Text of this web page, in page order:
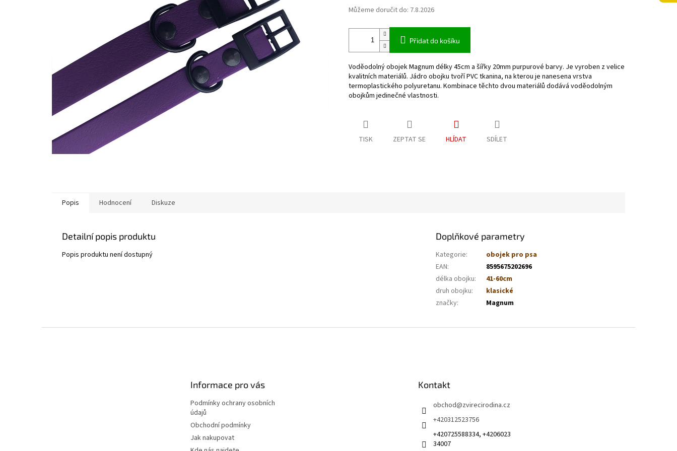
Můžeme doručit do: 7.8.2026
Přidat do košíku
Voděodolný obojek Magnum délky 45cm a šířky 20mm purpurové barvy. Je vyroben z velice
kvalitních materiálů. Jádro obojku tvoří PVC tkanina, na kterou je nanesena vrstva
termoplastického polyuretanu. Kombinace těchto dvou materiálů dodává voděodolným
obojkům jedinečné vlastnosti.
TISK ZEPTAT SE HLÍDAT SDÍLET
Popis Hodnocení Diskuze
Detailní popis produktu
Popis produktu není dostupný
Doplňkové parametry
Kategorie:
obojek pro psa
EAN:
8595675202696
délka obojku:
41-60cm
druh obojku:
klasické
značky: Magnum
Informace pro vás
Podmínky ochrany osobních
údajů
Obchodní podmínky
Jak nakupovat
Kontakt
obchod@zvirecirodina.cz
+420312523756
+420725588334, +4206023
34007